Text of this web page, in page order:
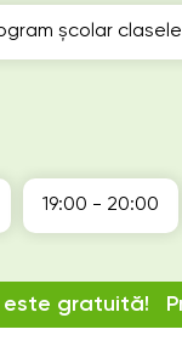
este gratuită!
școlar
19:00 - 20:00